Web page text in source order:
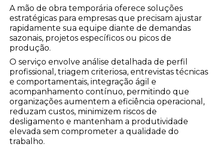
A mão de obra temporária oferece soluções
estratégicas para empresas que precisam ajustar
rapidamente sua equipe diante de demandas
sazonais, projetos específicos ou picos de
produção.
O serviço envolve análise detalhada de perfil
profissional, triagem criteriosa, entrevistas técnicas
e comportamentais, integração ágil e
acompanhamento contínuo, permitindo que
organizações aumentem a eficiência operacional,
reduzam custos, minimizem riscos de
desligamento e mantenham a produtividade
elevada sem comprometer a qualidade do
trabalho.